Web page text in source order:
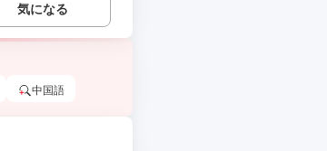
気になる
中国語